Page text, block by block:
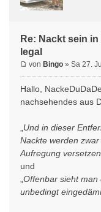
Re: Nackt sein
legal
von Bingo » Sa 27.
Hallo,
nachsehendes aus
Und in dieser
Nackte werden
Aufregung versetzen
und
Offenbar sieht man
unbedingt